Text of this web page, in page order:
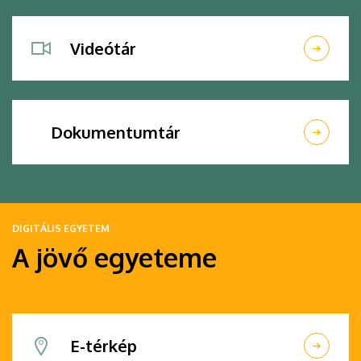
Videótár
Dokumentumtár
DIGITÁLIS EGYETEM
A jövő egyeteme
E-térkép